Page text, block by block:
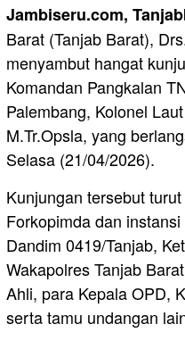
Jambiseru.com,
Barat (Tanjab Barat),
menyambut hangat
Komandan Pangkalan
Palembang, Kolonel
M.Tr.Opsla, yang
Selasa (21/04/2026).
Kunjungan tersebut
Forkopimda dan
Dandim 0419/Tanjab,
Wakapolres Tanjab
Ahli, para Kepala OPD,
serta tamu undangan